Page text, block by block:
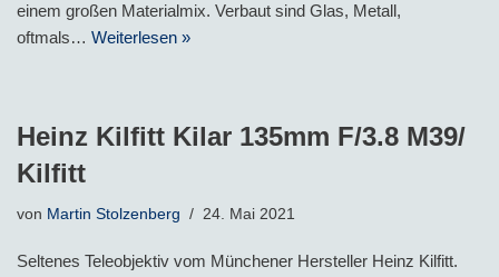
einem großen Materialmix. Verbaut sind Glas, Metall,
oftmals… Weiterlesen »
Heinz Kilfitt Kilar 135mm F/3.8 M39/
Kilfitt
von Martin Stolzenberg 24. Mai 2021
Seltenes Teleobjektiv vom Münchener Hersteller Heinz Kilfitt.